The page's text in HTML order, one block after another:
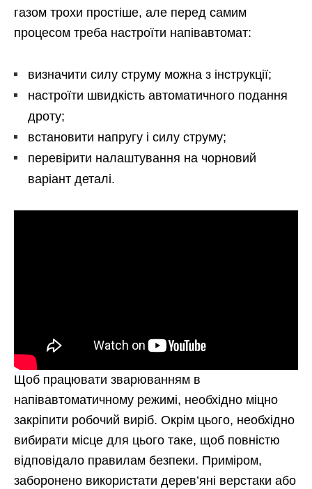
газом трохи простіше, але перед самим
процесом треба настроїти напівавтомат:
визначити силу струму можна з інструкції;
настроїти швидкість автоматичного подання
дроту;
встановити напругу і силу струму;
перевірити налаштування на чорновий
варіант деталі.
Щоб працювати зварюванням в
напівавтоматичному режимі, необхідно міцно
закріпити робочий виріб. Окрім цього, необхідно
вибирати місце для цього таке, щоб повністю
відповідало правилам безпеки. Приміром,
заборонено використати дерев’яні верстаки або